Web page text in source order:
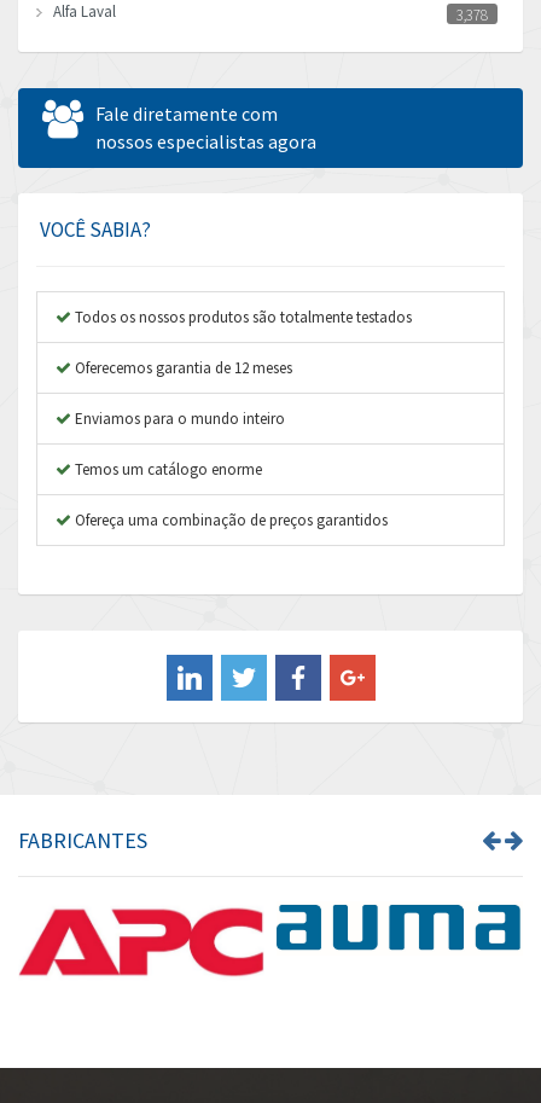
Alfa Laval
3,378
Allen Bradley
4,100
Allen West
Amperite
Amplicon Liveline
Apex Dynamics
Asco Numatics
Atos
4,384
Aventics
B&R
Barber Colman
4,022
Baumuller
3,780
Beckhoff
3,489
Fale diretamente com
nossos especialistas agora
VOCÊ SABIA?
Todos os nossos produtos são totalmente testados
Oferecemos garantia de 12 meses
Enviamos para o mundo inteiro
Temos um catálogo enorme
Ofereça uma combinação de preços garantidos
FABRICANTES